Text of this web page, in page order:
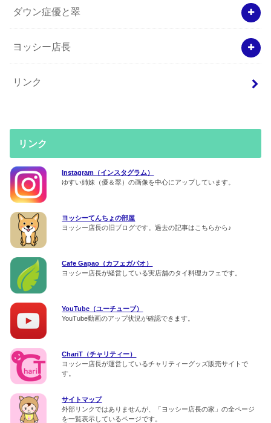
ダウン症優と翠
ヨッシー店長
リンク
リンク
Instagram（インスタグラム）
ゆすい姉妹（優＆翠）の画像を中心にアップしています。
ヨッシーてんちょの部屋
ヨッシー店長の旧ブログです。過去の記事はこちらから♪
Cafe Gapao（カフェガパオ）
ヨッシー店長が経営している実店舗のタイ料理カフェです。
YouTube（ユーチューブ）
YouTube動画のアップ状況が確認できます。
ChariT（チャリティー）
ヨッシー店長が運営しているチャリティーグッズ販売サイトで
す。
サイトマップ
外部リンクではありませんが、「ヨッシー店長の家」の全ページ
を一覧表示しているページです。